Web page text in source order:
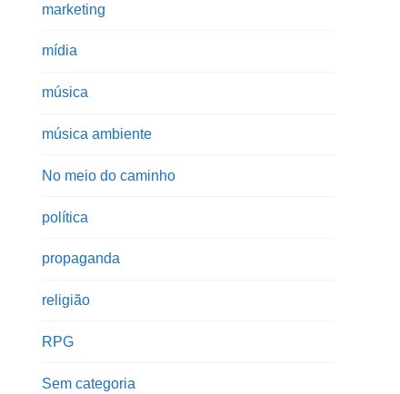
marketing
mídia
música
música ambiente
No meio do caminho
política
propaganda
religião
RPG
Sem categoria